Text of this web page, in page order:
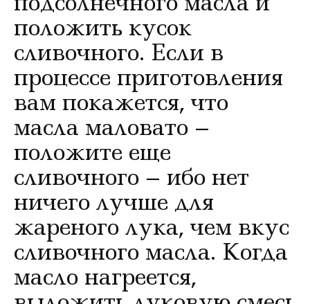
положить кусок
сливочного. Если в
процессе приготовления
вам покажется, что
масла маловато –
положите еще
сливочного – ибо нет
ничего лучше для
жареного лука, чем вкус
сливочного масла. Когда
масло нагреется,